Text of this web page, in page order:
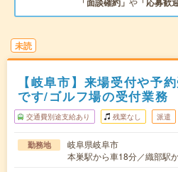
未読
【岐阜市】来場受付や予
です/ゴルフ場の受付業務
交通費別途支給あり 残業なし 派遣
勤務地
岐阜県岐阜市
本巣駅から車18分／織部駅